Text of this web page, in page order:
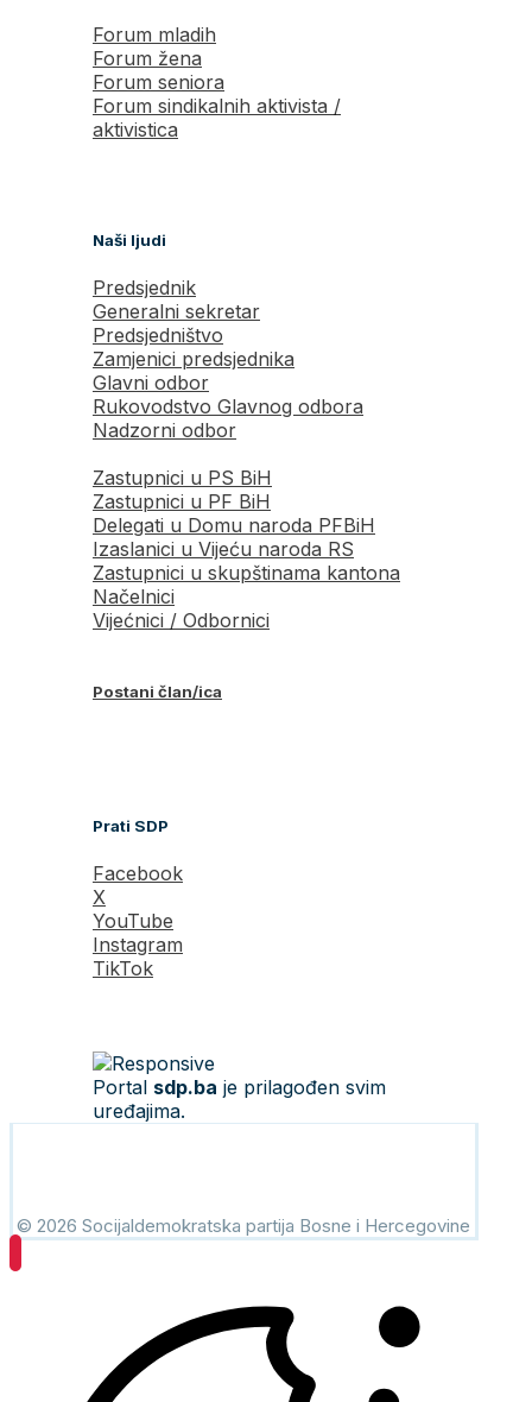
Forum mladih
Forum žena
Forum seniora
Forum sindikalnih aktivista /
aktivistica
Naši ljudi
Predsjednik
Generalni sekretar
Predsjedništvo
Zamjenici predsjednika
Glavni odbor
Rukovodstvo Glavnog odbora
Nadzorni odbor
Zastupnici u PS BiH
Zastupnici u PF BiH
Delegati u Domu naroda PFBiH
Izaslanici u Vijeću naroda RS
Zastupnici u skupštinama kantona
Načelnici
Vijećnici / Odbornici
Postani član/ica
Prati SDP
Facebook
X
YouTube
Instagram
TikTok
Portal sdp.ba je prilagođen svim
uređajima.
© 2026 Socijaldemokratska partija Bosne i Hercegovine